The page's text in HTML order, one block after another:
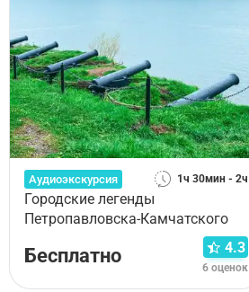
Аудиоэкскурсия 1ч 30мин - 2ч
Городские легенды
Петропавловска-Камчатского
Бесплатно 4.3
6 оценок